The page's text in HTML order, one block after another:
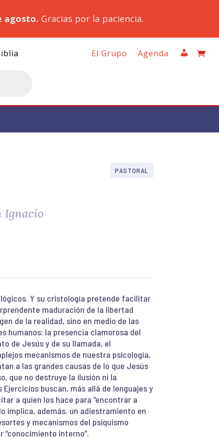
agosto. Gracias por la paciencia.
El Grupo Agenda
PASTORAL
Ignacio
Y su cristología pretende facilitar
maduración de la libertad
de la realidad, sino en medio de las
humanos: la presencia clamorosa del
de Jesús y de su llamada, el
mecanismos de nuestra psicología,
a las grandes causas de lo que Jesús
que no destruye la ilusión ni la
buscan, más allá de lenguajes y
a quien los hace para “encontrar a
implica, además, un adiestramiento en
y mecanismos del psiquismo
“conocimiento interno”.